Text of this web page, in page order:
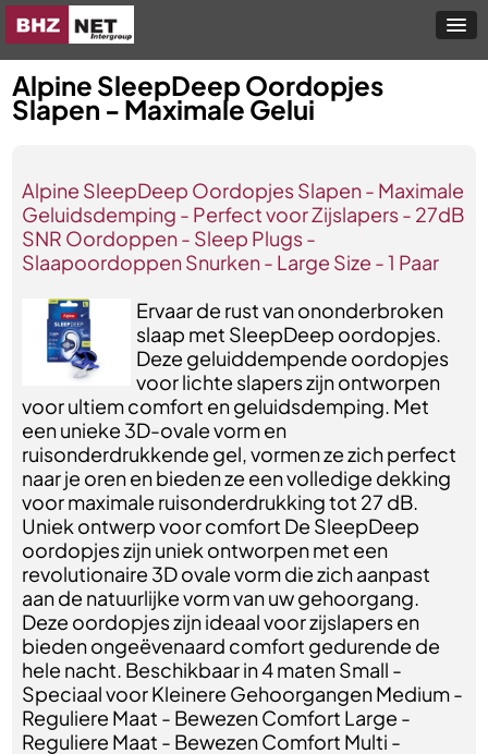
Alpine SleepDeep Oordopjes
Slapen - Maximale Gelui
Alpine SleepDeep Oordopjes Slapen - Maximale
Geluidsdemping - Perfect voor Zijslapers - 27dB
SNR Oordoppen - Sleep Plugs -
Slaapoordoppen Snurken - Large Size - 1 Paar
Ervaar de rust van ononderbroken
slaap met SleepDeep oordopjes.
Deze geluiddempende oordopjes
voor lichte slapers zijn ontworpen
voor ultiem comfort en geluidsdemping. Met
een unieke 3D-ovale vorm en
ruisonderdrukkende gel, vormen ze zich perfect
naar je oren en bieden ze een volledige dekking
voor maximale ruisonderdrukking tot 27 dB.
Uniek ontwerp voor comfort De SleepDeep
oordopjes zijn uniek ontworpen met een
revolutionaire 3D ovale vorm die zich aanpast
aan de natuurlijke vorm van uw gehoorgang.
Deze oordopjes zijn ideaal voor zijslapers en
bieden ongeëvenaard comfort gedurende de
hele nacht. Beschikbaar in 4 maten Small -
Speciaal voor Kleinere Gehoorgangen Medium -
Reguliere Maat - Bewezen Comfort Large -
Reguliere Maat - Bewezen Comfort Multi -